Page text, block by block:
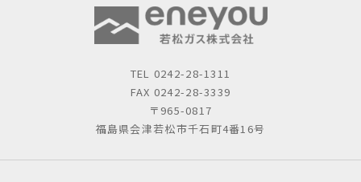
TEL 0242-28-1311
FAX 0242-28-3339
〒965-0817
福島県会津若松市千石町4番16号